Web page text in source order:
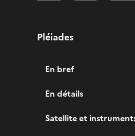
Pléiades
En bref
En détails
Satellite et